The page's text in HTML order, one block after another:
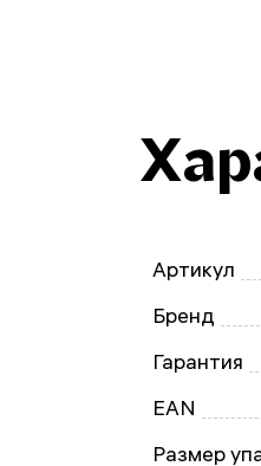
Артикул
Бренд
Гарантия
EAN
Размер